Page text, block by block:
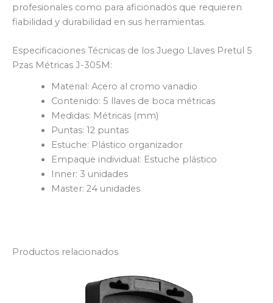
profesionales como para aficionados que requieren
fiabilidad y durabilidad en sus herramientas.
Especificaciones Técnicas de los Juego Llaves Pretul 5
Pzas Métricas J-305M:
Material: Acero al cromo vanadio
Contenido: 5 llaves de boca métricas
Medidas: Métricas (mm)
Puntas: 12 puntas
Estuche: Plástico organizador
Empaque individual: Estuche plástico
Inner: 3 unidades
Master: 24 unidades
Productos relacionados